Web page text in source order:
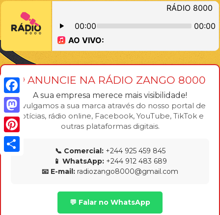
📢 ANUNCIE NA RÁDIO ZANGO 8000
A sua empresa merece mais visibilidade!
Divulgamos a sua marca através do nosso portal de
notícias, rádio online, Facebook, YouTube, TikTok e
outras plataformas digitais.
📞 Comercial:+244 925 459 845
📱 WhatsApp:+244 912 483 689
📧 E-mail: radiozango8000@gmail.com
💬 Falar no WhatsApp
F
a
c
e
M
a
s
P